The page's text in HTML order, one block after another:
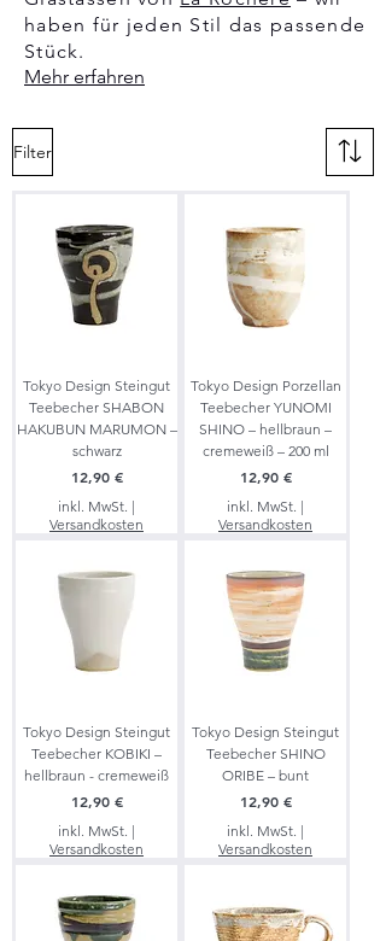
haben für jeden Stil das passende
Stück.
Mehr erfahren
Filter
Tokyo Design Steingut
Teebecher SHABON
HAKUBUN MARUMON –
schwarz
Preis
12,90 €
inkl. MwSt. |
Versandkosten
Tokyo Design Porzellan
Teebecher YUNOMI
SHINO – hellbraun –
cremeweiß – 200 ml
Preis
12,90 €
inkl. MwSt. |
Versandkosten
Tokyo Design Steingut
Teebecher KOBIKI –
hellbraun - cremeweiß
Preis
12,90 €
inkl. MwSt. |
Versandkosten
Tokyo Design Steingut
Teebecher SHINO
ORIBE – bunt
Preis
12,90 €
inkl. MwSt. |
Versandkosten